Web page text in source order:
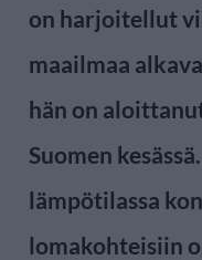
on harjoitellut
maailmaa
hän on
Suomen
lämpötilassa
lomakohteisiin